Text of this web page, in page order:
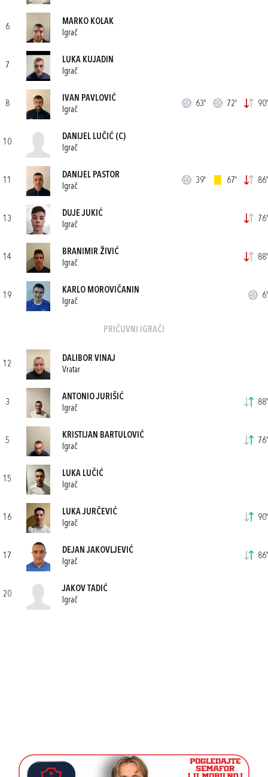
6
MARKO KOLAK
Igrač
7
LUKA KUJADIN
Igrač
8
IVAN PAVLOVIĆ
Igrač
63' 72' 90'
10
DANIJEL LUČIĆ (C)
Igrač
11
DANIJEL PASTOR
Igrač
39' 67' 86'
13
DUJE JUKIĆ
Igrač
76'
14
BRANIMIR ŽIVIĆ
Igrač
88'
19
KARLO MOROVIČANIN
Igrač
6'
PRIČUVNI IGRAČI
12
DALIBOR VINAJ
Vratar
3
ANTONIO JURIŠIĆ
Igrač
88'
5
KRISTIJAN BARTULOVIĆ
Igrač
76'
15
LUKA LUČIĆ
Igrač
16
LUKA JURČEVIĆ
Igrač
90'
17
DEJAN JAKOVLJEVIĆ
Igrač
86'
20
JAKOV TADIĆ
Igrač